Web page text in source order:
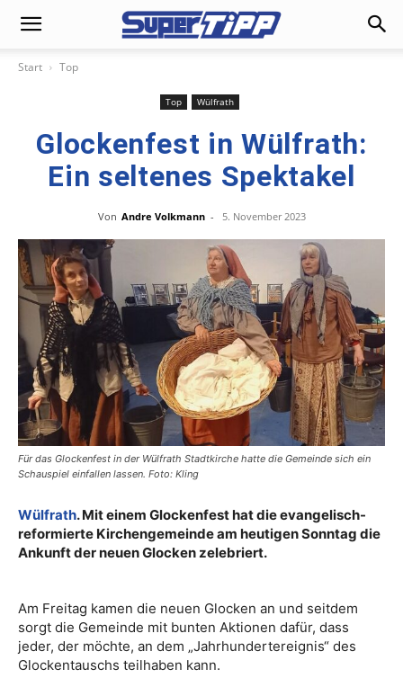
Start Top
Top Wülfrath
Glockenfest in Wülfrath:
Ein seltenes Spektakel
Von Andre Volkmann - 5. November 2023
Für das Glockenfest in der Wülfrath Stadtkirche hatte die Gemeinde sich ein
Schauspiel einfallen lassen. Foto: Kling
Wülfrath. Mit einem Glockenfest hat die evangelisch-
reformierte Kirchengemeinde am heutigen Sonntag die
Ankunft der neuen Glocken zelebriert.
Am Freitag kamen die neuen Glocken an und seitdem
sorgt die Gemeinde mit bunten Aktionen dafür, dass
jeder, der möchte, an dem „Jahrhundertereignis“ des
Glockentauschs teilhaben kann.